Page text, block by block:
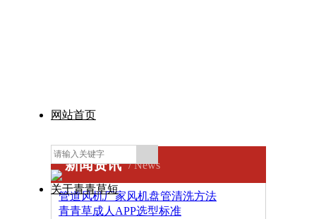
网站首页
关于青青草短
新闻资讯 / News
管道风机厂家风机盘管清洗方法
青青草成人APP选型标准